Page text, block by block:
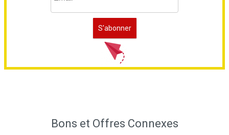
Bons et Offres Connexes